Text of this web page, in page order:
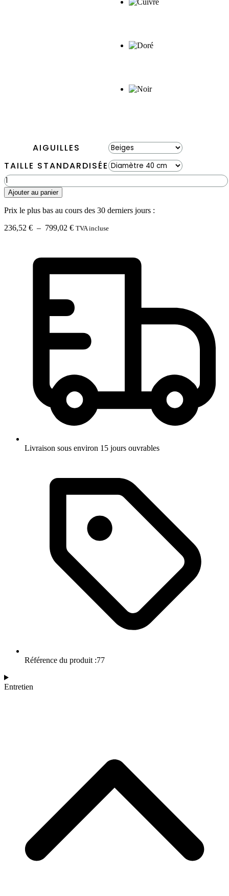
AIGUILLES
TAILLE STANDARDISÉE
quantité
de
Horloge
en
mousse
BEMOSS®
ORTHO
Ajouter au panier
Prix le plus bas au cours des 30 derniers jours :
236,52 € – 799,02 €Plage
799,02 €
TVA incluse
Livraison sous environ 15 jours ouvrables
Référence du produit :77
Entretien